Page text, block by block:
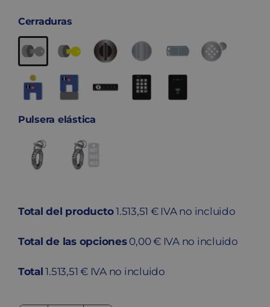
Cerraduras
Pulsera elástica
Total del producto1.513,51 € IVA no incluido
Total de las opciones 0,00 € IVA no incluido
Total 1.513,51 € IVA no incluido